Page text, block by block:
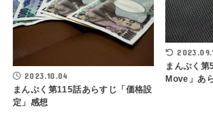
2023.10.04
まんぷく第115話あらすじ「価格設
定」感想
まんぷく第
Move」あ